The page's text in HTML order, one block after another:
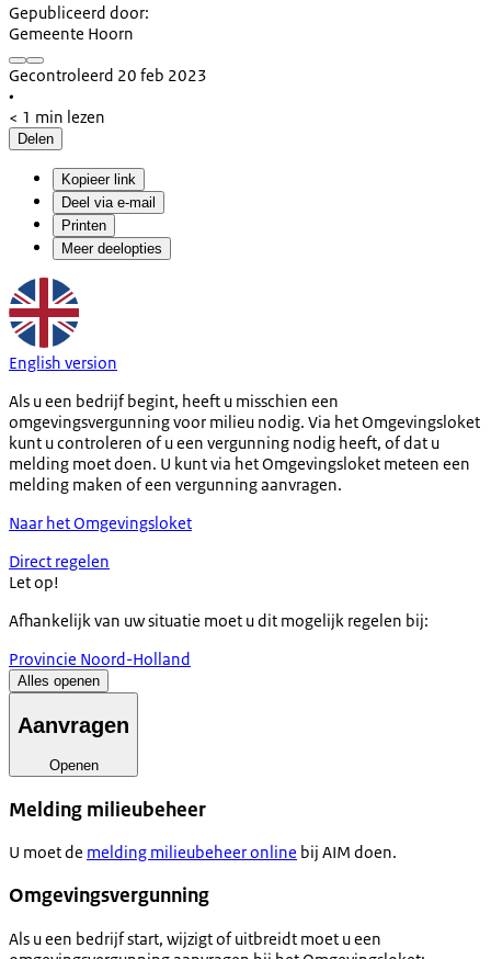
Gepubliceerd door:
Gemeente Hoorn
Gecontroleerd 20 feb 2023
•
< 1 min lezen
Delen
Kopieer link
Deel via e-mail
Printen
Meer deelopties
English version
Als u een bedrijf begint, heeft u misschien een
omgevingsvergunning voor milieu nodig. Via het Omgevingsloket
kunt u controleren of u een vergunning nodig heeft, of dat u
melding moet doen. U kunt via het Omgevingsloket meteen een
melding maken of een vergunning aanvragen.
Naar het Omgevingsloket
Direct regelen
Let op!
Afhankelijk van uw situatie moet u dit mogelijk regelen bij:
Provincie Noord-Holland
Alles openen
Aanvragen
Openen
Melding milieubeheer
U moet de melding milieubeheer online bij AIM doen.
Omgevingsvergunning
Als u een bedrijf start, wijzigt of uitbreidt moet u een